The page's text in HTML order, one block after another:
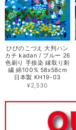
ひびのこづえ 大判ハン
カチ kadan / ブルー 26
色刷り 手捺染 縁取り刺
繍 綿100% 58x58cm
日本製 KH19-03
¥2,530